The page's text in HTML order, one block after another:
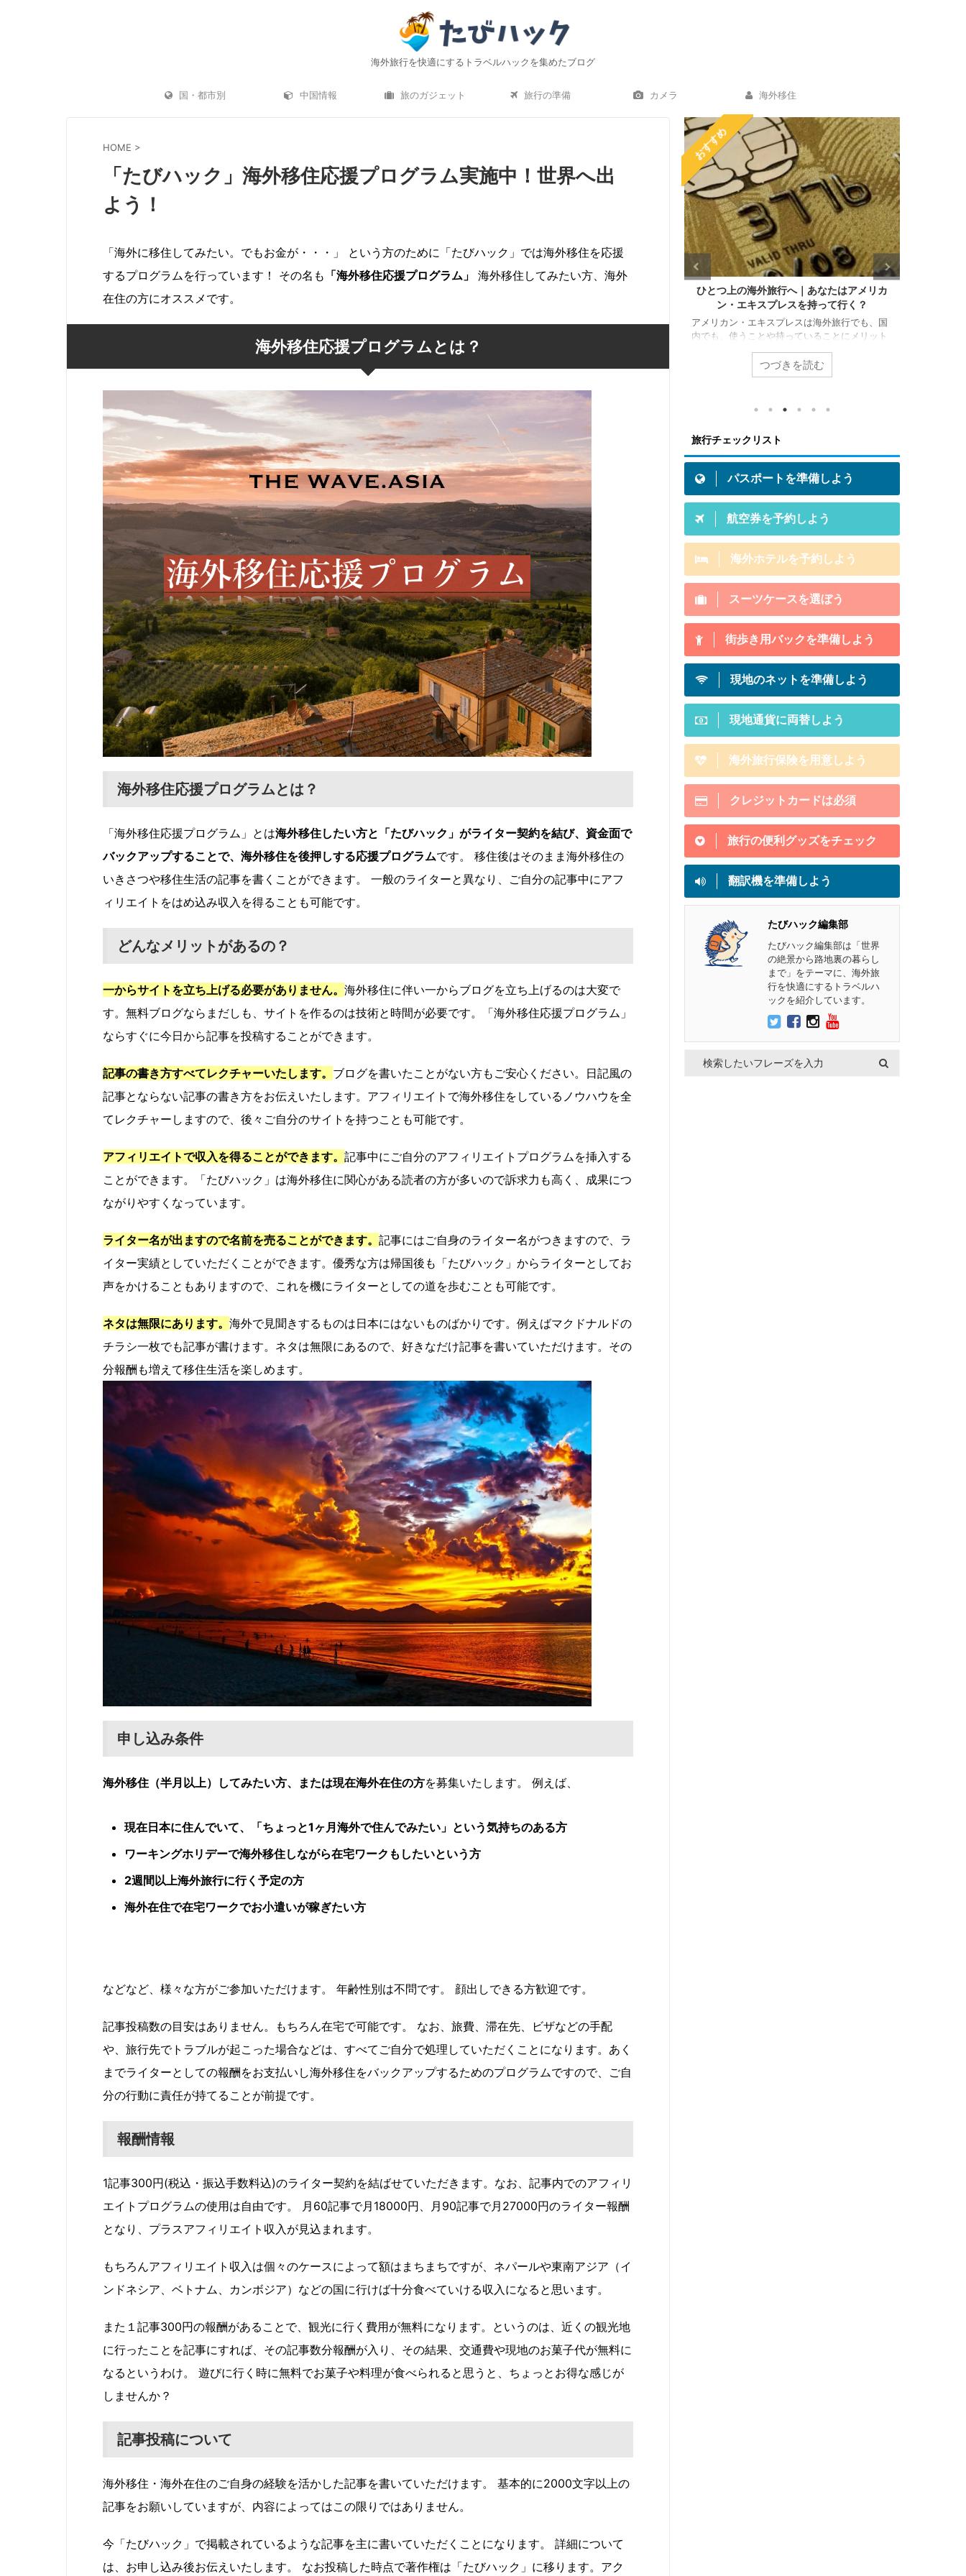
海外旅行を快適にするトラベルハックを集めたブログ
国・都市別 中国情報 旅のガジェット 旅行の準備 カメラ 海外移住
HOME >
「たびハック」海外移住応援プログラム実施中！世界へ出
よう！
「海外に移住してみたい。でもお金が・・・」 という方のために「たびハック」では海外移住を応援
するプログラムを行っています！ その名も 「海外移住応援プログラム」
海外移住してみたい方、海外
在住の方にオススメです。
海外移住応援プログラムとは？
海外移住応援プログラムとは？
「海外移住応援プログラム」とは海外移住したい方と「たびハック」がライター契約を結び、資金面で
バックアップすることで、海外移住を後押しする応援プログラムです。 移住後はそのまま海外移住の
いきさつや移住生活の記事を書くことができます。
一般のライターと異なり、ご自分の記事中にアフ
ィリエイトをはめ込み収入を得ることも可能です。
どんなメリットがあるの？
一からサイトを立ち上げる必要がありません。 海外移住に伴い一からブログを立ち上げるのは大変で
す。無料ブログならまだしも、サイトを作るのは技術と時間が必要です。「海外移住応援プログラム」
ならすぐに今日から記事を投稿することができます。
記事の書き方すべてレクチャーいたします。 ブログを書いたことがない方もご安心ください。日記風の
記事とならない記事の書き方をお伝えいたします。アフィリエイトで海外移住をしているノウハウを全
てレクチャーしますので、後々ご自分のサイトを持つことも可能です。
アフィリエイトで収入を得ることができます。 記事中にご自分のアフィリエイトプログラムを挿入する
ことができます。「たびハック」は海外移住に関心がある読者の方が多いので訴求力も高く、成果につ
ながりやすくなっています。
ライター名が出ますので名前を売ることができます。 記事にはご自身のライター名がつきますので、ラ
イター実績としていただくことができます。優秀な方は帰国後も「たびハック」からライターとしてお
声をかけることもありますので、これを機にライターとしての道を歩むことも可能です。
ネタは無限にあります。 海外で見聞きするものは日本にはないものばかりです。例えばマクドナルドの
チラシ一枚でも記事が書けます。ネタは無限にあるので、好きなだけ記事を書いていただけます。その
分報酬も増えて移住生活を楽しめます。
申し込み条件
海外移住（半月以上）してみたい方、または現在海外在住の方を募集いたします。 例えば、
現在日本に住んでいて、「ちょっと1ヶ月海外で住んでみたい」という気持ちのある方
ワーキングホリデーで海外移住しながら在宅ワークもしたいという方
2週間以上海外旅行に行く予定の方
海外在住で在宅ワークでお小遣いが稼ぎたい方
などなど、様々な方がご参加いただけます。 年齢性別は不問です。 顔出しできる方歓迎です。
記事投稿数の目安はありません。もちろん在宅で可能です。 なお、旅費、滞在先、ビザなどの手配
や、旅行先でトラブルが起こった場合などは、すべてご自分で処理していただくことになります。あく
までライターとしての報酬をお支払いし海外移住をバックアップするためのプログラムですので、ご自
分の行動に責任が持てることが前提です。
報酬情報
1記事300円(税込・振込手数料込)のライター契約を結ばせていただきます。なお、記事内でのアフィリ
エイトプログラムの使用は自由です。 月60記事で月18000円、月90記事で月27000円のライター報酬
となり、プラスアフィリエイト収入が見込まれます。
もちろんアフィリエイト収入は個々のケースによって額はまちまちですが、ネパールや東南アジア（イ
ンドネシア、ベトナム、カンボジア）などの国に行けば十分食べていける収入になると思います。
また１記事300円の報酬があることで、観光に行く費用が無料になります。というのは、近くの観光地
に行ったことを記事にすれば、その記事数分報酬が入り、その結果、交通費や現地のお菓子代が無料に
なるというわけ。 遊びに行く時に無料でお菓子や料理が食べられると思うと、ちょっとお得な感じが
しませんか？
記事投稿について
海外移住・海外在住のご自身の経験を活かした記事を書いていただけます。 基本的に2000文字以上の
記事をお願いしていますが、内容によってはこの限りではありません。
今「たびハック」で掲載されているような記事を主に書いていただくことになります。 詳細について
は、お申し込み後お伝えいたします。 なお投稿した時点で著作権は「たびハック」に移ります。アク
おすすめ
「AKASO Brave 7 LE」はGoProキラーに
なるのか？お手軽アクションカメラ【発売レ
「AKASO」ブランドの最上位機種です。
能！」 そのスペックに嘘偽りはないのか？サン
プルを提供いただきガッツリ使ってみました。
本記事では、実際に使って感じたことをもとに
気になる疑問を一つずつ解説していきます。
「AKASO Brave 7 LE」ってどんなカメラ？ 格
アクションカメラの分野で絶大な人気を誇る
GoPro。 GoPro 興味あるけど初心者でも使い
いんだけど耐久性は大丈夫？ 他のアクションカ
メラとどう違うの？ 僕が購入してから５年間実
際に使ってみて感じる良い点と残念な点を書い
てみたいと思います。 2019.5.17追記 DJIから、
ブレない最強のアクションカム「Osmo
Action」が発表されました。 こちらは、GoPro
よりも価格が安く、手ぶれ補正などの性能が良
いので、現時点で一番オススメの水中カメラで
す。 G ...
※ 2020年7月9日 価格・商品ともに最新の情報
ンペーン」の話もだいぶ具体的に出てきました
行機の中に持ち込む荷物の重量と大きさを知っ
ておくことは大切です。 もし機内持ち込みでき
るサイズをオーバーしてしまうと、預け荷物と
して預けることになり、高額な追加料金が発生
してしまいます。 近年特に、重量チェックの厳
しいLCC路線も増えてきているので注意が必要
です。 せっかく「G ...
ひとつ上の海外旅行へ｜あなたはアメリカ
ン・エキスプレスを持って行く？
アメリカン・エキスプレスは海外旅行でも、国
内でも、使うことや持っていることにメリット
ン・エキスプレスが提供している特典（海外旅
行保険や提携ホテル無料宿泊など）は持ってい
ドを持って旅行に行くメリットがあるか否かの
参考記事です。 結論から言うと「これまでの海
外旅行をグレードアップさせるクレカ」それが
アメ ...
つづきを読む
旅行チェックリスト
パスポートを準備しよう
航空券を予約しよう
海外ホテルを予約しよう
スーツケースを選ぼう
街歩き用バックを準備しよう
現地のネットを準備しよう
現地通貨に両替しよう
海外旅行保険を用意しよう
クレジットカードは必須
旅行の便利グッズをチェック
翻訳機を準備しよう
たびハック編集部
たびハック編集部は「世界
の絶景から路地裏の暮らし
まで」をテーマに、海外旅
行を快適にするトラベルハ
ックを紹介しています。